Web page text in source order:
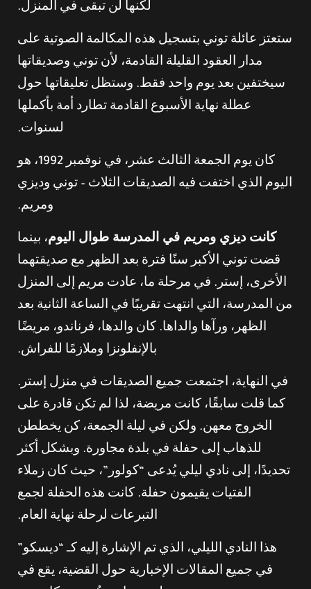
لكنها لن تبقى في المنزل.
ستعتز عائلة توني بتسجيل هذه المكالمة الصوتية على
مدار العقود القليلة القادمة، لأن توني وصديقاتها
سيختفين بعد يوم واحد فقط. وستظل تعليقاتها حول
عطلة نهاية الأسبوع القادمة تطارد أمة بأكملها
لسنوات.
كان يوم الجمعة الثالث عشر، في نوفمبر 1992، هو
اليوم الذي اختفت فيه الصديقات الثلاث – توني وديزي
ومريم.
كانت ديزي ومريم في المدرسة طوال اليوم، بينما
قضت توني الأكبر سنًا فترة بعد الظهر مع صديقتهما
الأخرى، إستر. في مرحلة ما، عادت مريم إلى المنزل
من المدرسة، التي انتهت تقريبًا في الساعة الثانية بعد
الظهر، ورآها والداها. كان والدها، فرناندو، مريضًا
بالإنفلونزا وملازمًا للفراش.
في النهاية، اجتمعت جميع الصديقات في منزل إستر.
كما قلت سابقًا، كانت مريضة، لذا لم تكن قادرة على
الخروج معهن. ولكن في ليلة الجمعة، كن يخططن
للذهاب إلى حفلة في بلدة مجاورة. وبشكل أكثر
تحديدًا، إلى نادي ليلي يُدعى “كولور”، حيث كان زملاء
الفتيات يقيمون حفلة. كانت هذه الحفلة لجمع
التبرعات لرحلة نهاية العام.
هذا النادي الليلي، الذي تم الإشارة إليه كـ “ديسكو”
في جميع المقالات الإخبارية حول القضية، يقع في